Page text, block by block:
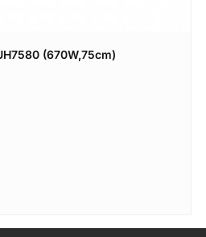
(670W,75cm)